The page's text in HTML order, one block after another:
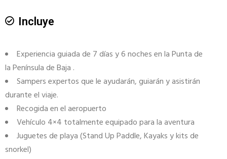
Incluye
Experiencia guiada de 7 días y 6 noches en la Punta de
la Península de Baja .
Sampers expertos que le ayudarán, guiarán y asistirán
durante el viaje.
Recogida en el aeropuerto
Vehículo 4×4 totalmente equipado para la aventura
Juguetes de playa (Stand Up Paddle, Kayaks y kits de
snorkel)